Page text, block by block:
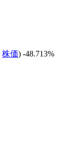
株価) -48.713%